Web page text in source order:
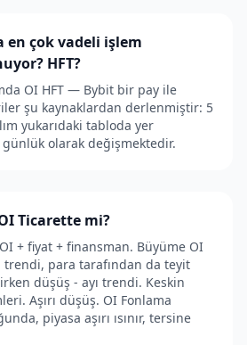
en çok vadeli işlem
HFT?
OI HFT — Bybit bir pay ile
şu kaynaklardan derlenmiştir: 5
yukarıdaki tabloda yer
olarak değişmektedir.
Ticarette mi?
+ fiyat + finansman. Büyüme OI
trendi, para tarafından da teyit
düşüş - ayı trendi. Keskin
Aşırı düşüş. OI Fonlama
piyasa aşırı ısınır, tersine